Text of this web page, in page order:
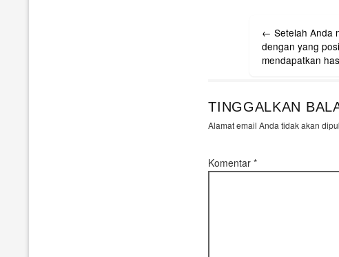
navigation
← Setelah Anda
dengan yang
mendapatkan
TINGGALKAN
Alamat email Anda tidak akan
Komentar*